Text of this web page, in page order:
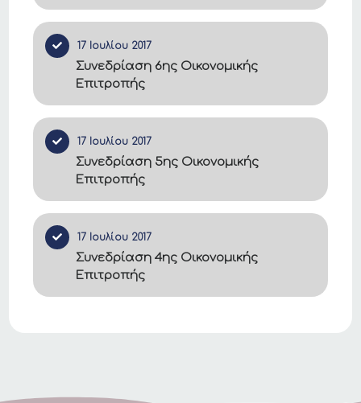
17 Ιουλίου 2017
Συνεδρίαση 6ης Οικονομικής
Επιτροπής
17 Ιουλίου 2017
Συνεδρίαση 5ης Οικονομικής
Επιτροπής
17 Ιουλίου 2017
Συνεδρίαση 4ης Οικονομικής
Επιτροπής